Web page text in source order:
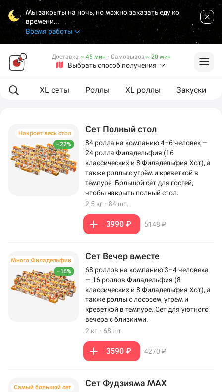
Мы закрыты на ночь, но можно заказать еду ко
времени...
Время работы
Выбрать способ получения
Доставка ~ 45 мин · Самовывоз ~ 20 мин
еда XL сеты Роллы XL роллы Закуски
–22%
Накроет весь стол Сет Полный стол
84 ролла на компанию 4–6 человек —
24 ролла Филадельфия (16
классических и 8 Филадельфия Хот), а
также роллы с угрём и креветкой в
темпуре. Большой сет для гостей,
чтобы накрыть полный стол.
2,5 кг · 84 шт.
3990 ₽ 5148 ₽
–16%
Много Филадельфии Сет Вечер вместе
68 роллов на компанию 3–4 человека
— 16 роллов Филадельфия (8
классических и 8 Филадельфия Хот), а
также роллы с лососем, угрём и
креветкой в темпуре. Сет для уютного
вечера с близкими.
2 кг · 68 шт.
3590 ₽ 4270 ₽
Самый большой сет Сет Фудзияма MAX